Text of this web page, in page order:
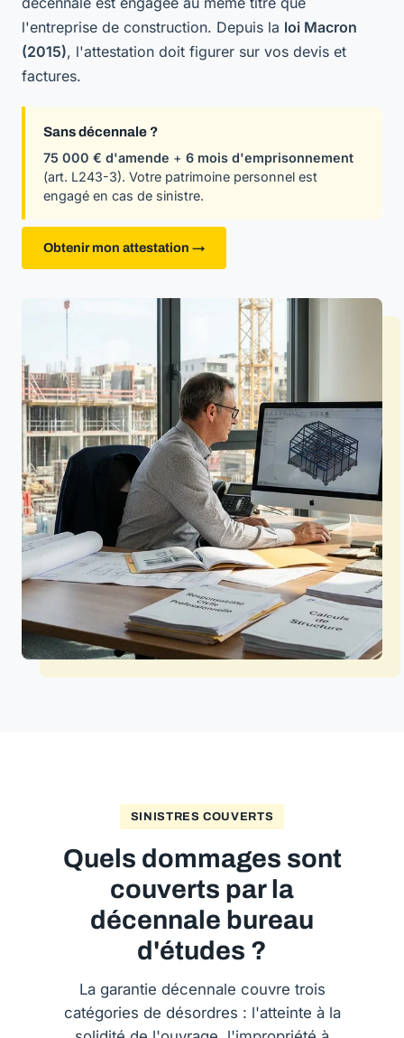
l'entreprise de construction. Depuis la loi Macron
(2015), l'attestation doit figurer sur vos devis et
factures.
Sans décennale ?
75 000 € d'amende + 6 mois d'emprisonnement
(art. L243-3). Votre patrimoine personnel est
engagé en cas de sinistre.
Obtenir mon attestation →
SINISTRES COUVERTS
Quels dommages sont
couverts par la
décennale bureau
d'études ?
La garantie décennale couvre trois
catégories de désordres : l'atteinte à la